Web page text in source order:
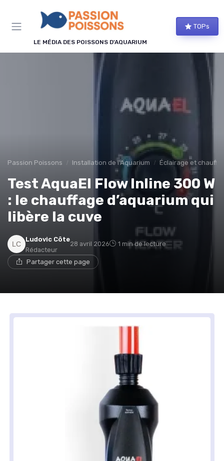
LE MÉDIA DES POISSONS D'AQUARIUM
TOPs
Passion Poissons Installation de l'Aquarium Éclairage et
Test AquaEl Flow Inline 300 W
: le chauffage d’aquarium qui
libère la cuve
Ludovic Côte
Rédacteur
28 avril 2026 1 min de lecture
Partager cette page